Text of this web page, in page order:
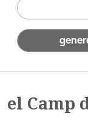
el Camp